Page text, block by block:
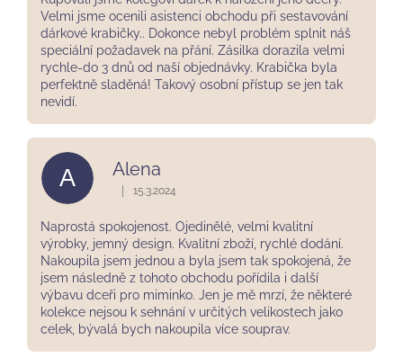
Velmi jsme ocenili asistenci obchodu při sestavování
dárkové krabičky.. Dokonce nebyl problém splnit náš
speciální požadavek na přání. Zásilka dorazila velmi
rychle-do 3 dnů od naší objednávky. Krabička byla
perfektně sladěná! Takový osobní přístup se jen tak
nevidí.
A Alena
Hodnocení obchodu je 5 z 5 hvězdiček.
15.3.2024
Naprostá spokojenost. Ojedinělé, velmi kvalitní
výrobky, jemný design. Kvalitní zboží, rychlé dodání.
Nakoupila jsem jednou a byla jsem tak spokojená, že
jsem následně z tohoto obchodu pořídila i další
výbavu dceři pro miminko. Jen je mě mrzí, že některé
kolekce nejsou k sehnání v určitých velikostech jako
celek, bývalá bych nakoupila více souprav.